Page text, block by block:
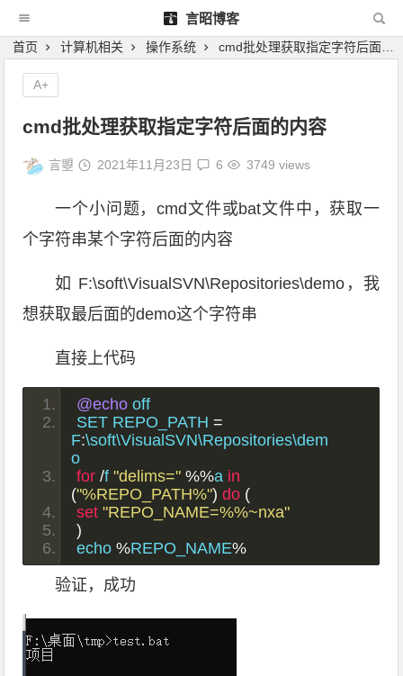
言昭博客
首页 计算机相关 操作系统 cmd批处理获取指定字符后面的内容
cmd批处理获取指定字符后面的内容
言曌 2021年11月23日 6 3749 views
一个小问题，cmd文件或bat文件中，获取一
个字符串某个字符后面的内容
如 F:\soft\VisualSVN\Repositories\demo，我
想获取最后面的demo这个字符串
直接上代码
@echo off
SET REPO_PATH =
F:\soft\VisualSVN\Repositories\dem
o
for /f "delims=" %%a in
("%REPO_PATH%") do (
set "REPO_NAME=%%~nxa"
)
echo %REPO_NAME%
验证，成功
A+